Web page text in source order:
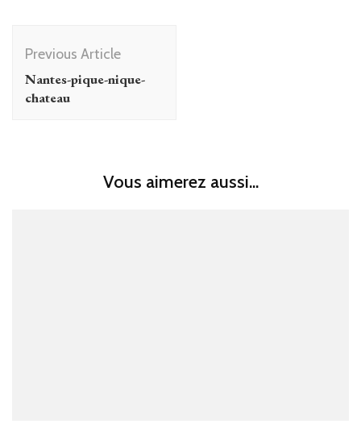
Navigation
Previous Article
Nantes-pique-nique-
chateau
Vous aimerez aussi...